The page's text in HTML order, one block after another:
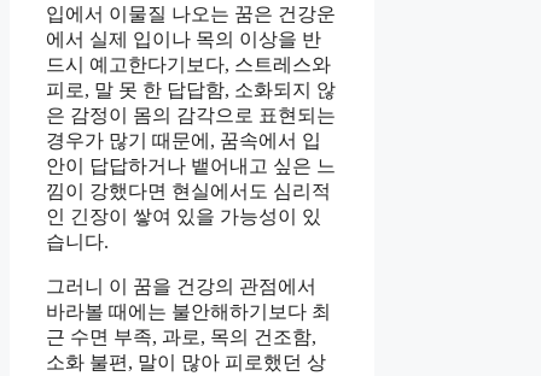
입에서 이물질 나오는 꿈은 건강운
에서 실제 입이나 목의 이상을 반
드시 예고한다기보다, 스트레스와
피로, 말 못 한 답답함, 소화되지 않
은 감정이 몸의 감각으로 표현되는
경우가 많기 때문에, 꿈속에서 입
안이 답답하거나 뱉어내고 싶은 느
낌이 강했다면 현실에서도 심리적
인 긴장이 쌓여 있을 가능성이 있
습니다.
그러니 이 꿈을 건강의 관점에서
바라볼 때에는 불안해하기보다 최
근 수면 부족, 과로, 목의 건조함,
소화 불편, 말이 많아 피로했던 상